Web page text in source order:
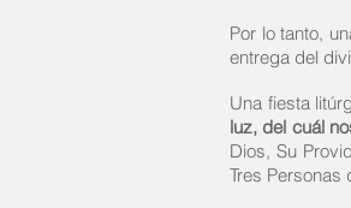
Por lo tanto,
entrega del
Una fiesta
luz, del cuál
Dios, Su
Tres